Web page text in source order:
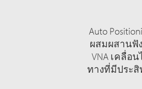
Auto
ผสมผสานฟั
VNA เคลื่อ
ทางที่มีประ